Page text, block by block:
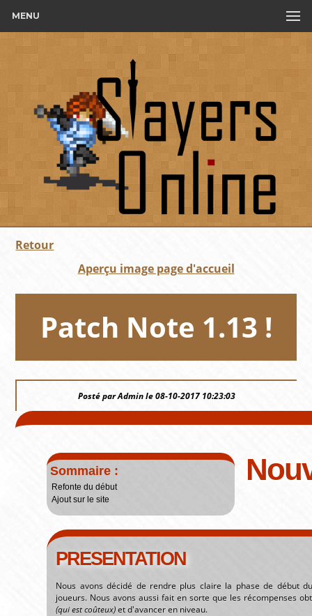
MENU
Retour
Aperçu image page d'accueil
Patch Note 1.13 !
Posté par Admin le 08-10-2017 10:23:03
Sommaire :
Refonte du début
Ajout sur le site
PRESENTATION
Nous avons décidé de rendre plus claire la phase de début
joueurs. Nous avons aussi fait en sorte que les récompenses
(qui est coûteux)et d'avancer en niveau.